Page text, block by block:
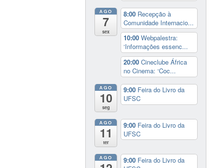
AGO
7
sex
8:00 Recepção à
Comunidade Internacio...
10:00Webpalestra:
‘Informações essenc...
20:00Cineclube África
no Cinema: ‘Coc...
AGO
10
seg
9:00 Feira do Livro da
UFSC
AGO
11
ter
9:00 Feira do Livro da
UFSC
AGO 9:00 Feira do Livro da